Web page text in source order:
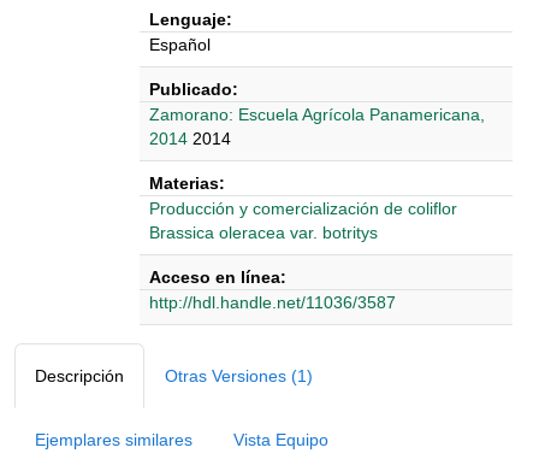
Lenguaje:
Español
Publicado:
Zamorano: Escuela Agrícola Panamericana,
2014 2014
Materias:
Producción y comercialización de coliflor
Brassica oleracea var. botritys
Acceso en línea:
http://hdl.handle.net/11036/3587
Descripción Otras Versiones (1)
Ejemplares similares Vista Equipo